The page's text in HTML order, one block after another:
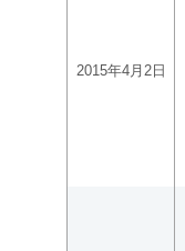
2015年4月2日